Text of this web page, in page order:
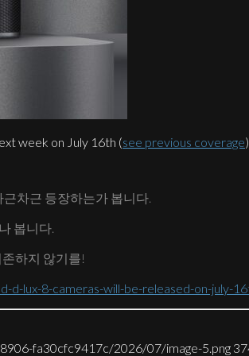
week on July 16th (see previous coverage).
차근 등장하는가 봅니다.
봅니다.
하지 않기를!
lux-8-cameras-will-be-released-on-july-
fa30cfc9417c/2026/07/image-5.png